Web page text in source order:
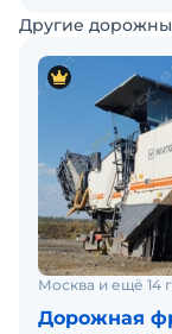
Другие
Москва и ещё 14
Дорожная